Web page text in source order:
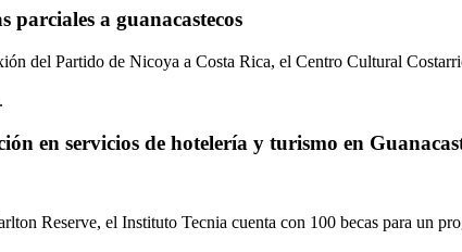
parciales a guanacastecos
del Partido de Nicoya a Costa Rica, el Centro Cultural
en servicios de hotelería y turismo en
Reserve, el Instituto Tecnia cuenta con 100 becas para un